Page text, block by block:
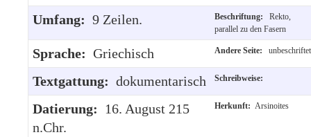
Umfang: 9 Zeilen. Beschriftung:
Rekto,
parallel zu den Fasern
Sprache: Griechisch Andere Seite: unbeschriftet
Textgattung: dokumentarisch Schreibweise:
Datierung: 16. August 215
n.Chr.
Herkunft: Arsinoites